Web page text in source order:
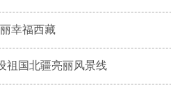
幸福西藏
祖国北疆亮丽风景线